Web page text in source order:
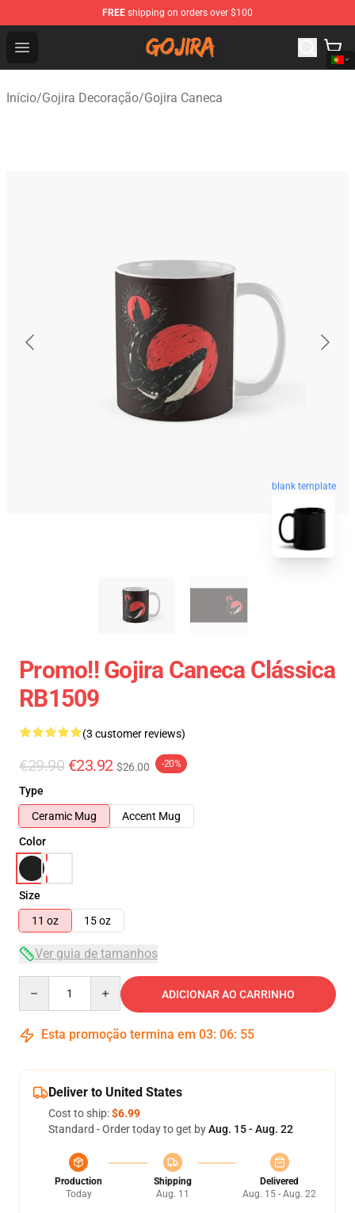
FREE shipping on orders over $100
Open menu
Gojira Shop - Official Gojira Merchandise Store
Início/Gojira Decoração/Gojira Caneca
blank template
Promo!! Gojira Caneca Clássica
RB1509
(3 customer reviews)
€29.90 €23.92 $26.00 -20%
Type
Ceramic Mug
Accent Mug
Color
Size
11 oz
15 oz
Ver guia de tamanhos
ADICIONAR AO CARRINHO
Esta promoção termina em 03: 06: 54
Deliver to United States
Cost to ship:$6.99
Standard - Order today to get byAug. 15 - Aug. 22
Production
Today
Shipping
Aug. 11
Delivered
Aug. 15 - Aug. 22